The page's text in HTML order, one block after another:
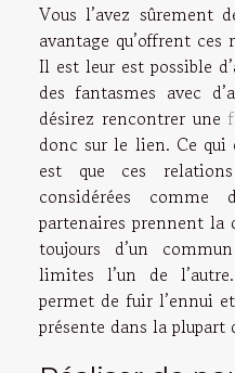
Vous l’avez sûrement
avantage qu’offrent
Il est leur est possible
des fantasmes avec
désirez rencontrer une
donc sur le lien. Ce qui
est que ces
considérées comme
partenaires prennent la
toujours d’un
limites l’un de
permet de fuir l’ennui
présente dans la plupart